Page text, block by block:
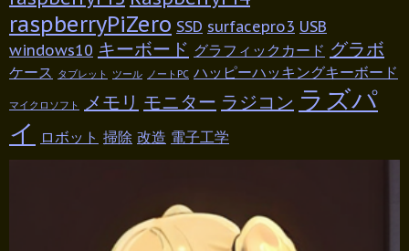
raspberryPiZero SSD surfacepro3 USB
windows10 キーボード グラフィックカード グラボ
ケース タブレット ツール ノートPC ハッピーハッキングキーボード
マイクロソフト メモリ モニター ラジコン ラズパ
イ
ロボット 掃除 改造 電子工学